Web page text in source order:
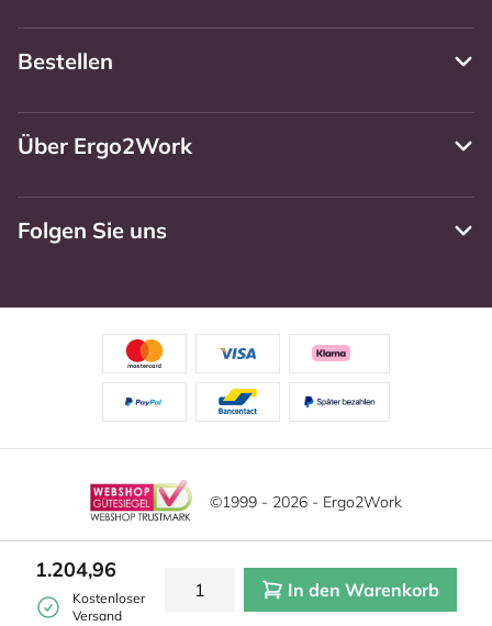
1.204,96
Kostenloser
Versand
In den Warenkorb
Bestellen
Über Ergo2Work
Folgen Sie uns
©1999 - 2026 - Ergo2Work
Haftungsausschluss
Allgemeine Geschäftsbedingungen
Cookie-Einstellungen
Diese Website verwendet Cookies. Lesen Sie unsere
Datenschutzerklärung für weitere Informationen.Mehr
|Verstecken